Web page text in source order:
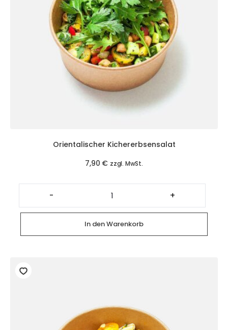
Orientalischer Kichererbsensalat
7,90 € zzgl. MwSt.
-
Orientalischer
Kichererbsensalat
Menge
+
In den Warenkorb